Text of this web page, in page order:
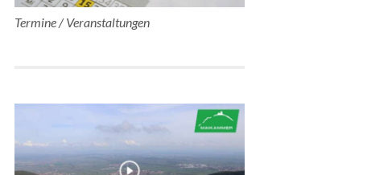
Termine / Veranstaltungen